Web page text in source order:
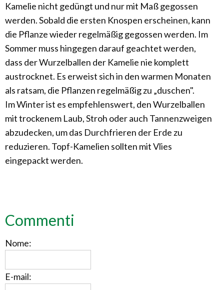
Kamelie nicht gedüngt und nur mit Maß gegossen
werden. Sobald die ersten Knospen erscheinen, kann
die Pflanze wieder regelmäßig gegossen werden. Im
Sommer muss hingegen darauf geachtet werden,
dass der Wurzelballen der Kamelie nie komplett
austrocknet. Es erweist sich in den warmen Monaten
als ratsam, die Pflanzen regelmäßig zu „duschen".
Im Winter ist es empfehlenswert, den Wurzelballen
mit trockenem Laub, Stroh oder auch Tannenzweigen
abzudecken, um das Durchfrieren der Erde zu
reduzieren. Topf-Kamelien sollten mit Vlies
eingepackt werden.
Commenti
Nome:
E-mail: